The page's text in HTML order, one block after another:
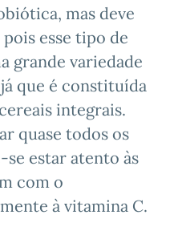
mas deve
esse tipo de
grande variedade
que é constituída
integrais.
quase todos os
estar atento às
com o
à vitamina C.